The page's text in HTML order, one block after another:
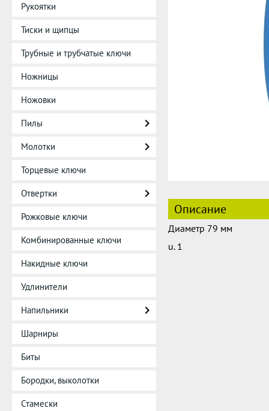
Рукоятки
Тиски и щипцы
Трубные и трубчатые ключи
Ножницы
Ножовки
Пилы
Молотки
Торцевые ключи
Отвертки
Рожковые ключи
Комбинированные ключи
Накидные ключи
Удлинители
Напильники
Шарниры
Биты
Бородки, выколотки
Стамески
Описание
Диаметр 79 мм
u. 1